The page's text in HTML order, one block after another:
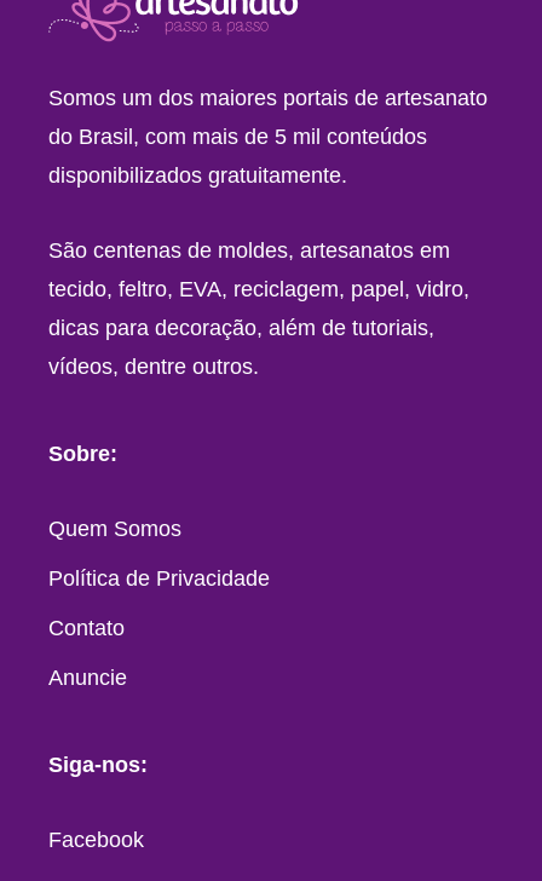
Somos um dos maiores portais de artesanato
do Brasil, com mais de 5 mil conteúdos
disponibilizados gratuitamente.
São centenas de moldes, artesanatos em
tecido, feltro, EVA, reciclagem, papel, vidro,
dicas para decoração, além de tutoriais,
vídeos, dentre outros.
Sobre:
Quem Somos
Política de Privacidade
Contato
Anuncie
Siga-nos:
Facebook